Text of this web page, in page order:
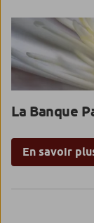
La Banque
En savoir